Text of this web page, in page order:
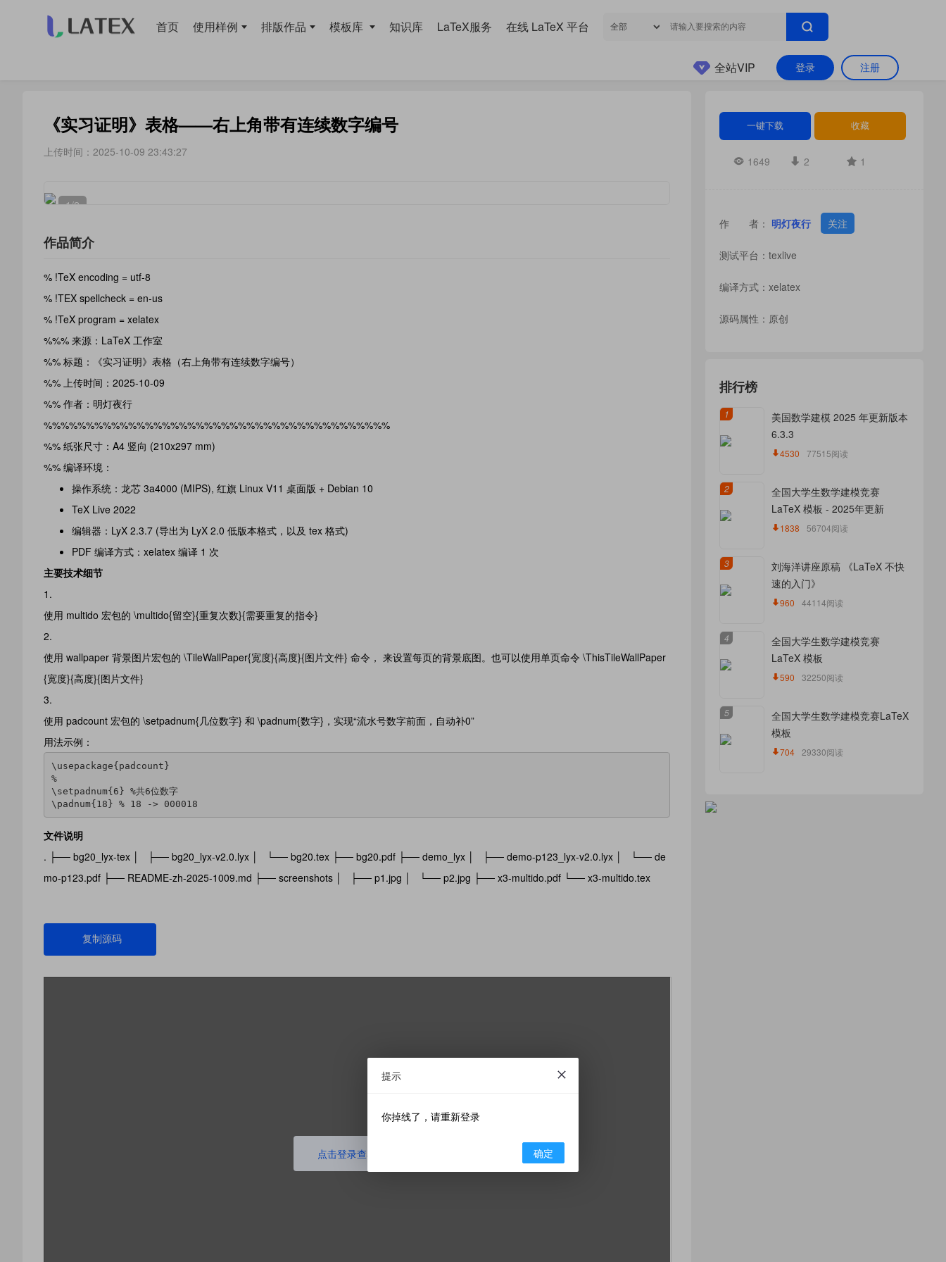
首页 使用样例 排版作品 模板库 知识库 LaTeX服务 在线 LaTeX 平台
登录 注册
全站VIP
《实习证明》表格——右上角带有连续数字编号
上传时间：2025-10-09 23:43:27
1/2
作品简介
% !TeX encoding = utf-8
% !TEX spellcheck = en-us
% !TeX program = xelatex
%%% 来源：LaTeX 工作室
%% 标题：《实习证明》表格（右上角带有连续数字编号）
%% 上传时间：2025-10-09
%% 作者：明灯夜行
%%%%%%%%%%%%%%%%%%%%%%%%%%%%%%%%%%%%%%%%%
%% 纸张尺寸：A4 竖向 (210x297 mm)
%% 编译环境：
操作系统：龙芯 3a4000 (MIPS), 红旗 Linux V11 桌面版 + Debian 10
TeX Live 2022
编辑器：LyX 2.3.7 (导出为 LyX 2.0 低版本格式，以及 tex 格式)
PDF 编译方式：xelatex 编译 1 次
主要技术细节
使用 multido 宏包的 \multido{留空}{重复次数}{需要重复的指令}
使用 wallpaper 背景图片宏包的 \TileWallPaper{宽度}{高度}{图片文件} 命令， 来设置每页的背景底图。也可以使用单页命令 \ThisTileWallPaper
{宽度}{高度}{图片文件}
使用 padcount 宏包的 \setpadnum{几位数字} 和 \padnum{数字}，实现“流水号数字前面，自动补0”
用法示例：
\usepackage{padcount}
%
\setpadnum{6} %共6位数字
\padnum{18} % 18 -> 000018
文件说明
. ├── bg20_lyx-tex │ ├── bg20_lyx-v2.0.lyx │ └── bg20.tex ├── bg20.pdf ├── demo_lyx │ ├── demo-p123_lyx-v2.0.lyx │ └── de
mo-p123.pdf ├── README-zh-2025-1009.md ├── screenshots │ ├── p1.jpg │ └── p2.jpg ├── x3-multido.pdf └── x3-multido.tex
复制源码
点击登录查看代码
一键下载 收藏
1649 2 1
作 者： 明灯夜行 关注
测试平台：texlive
编译方式：xelatex
源码属性：原创
排行榜
1
美国数学建模 2025 年更新版本
6.3.3
4530 77515阅读
2
全国大学生数学建模竞赛
LaTeX 模板 - 2025年更新
1838 56704阅读
3
刘海洋讲座原稿 《LaTeX 不快
速的入门》
960 44114阅读
4
全国大学生数学建模竞赛
LaTeX 模板
590 32250阅读
5
全国大学生数学建模竞赛LaTeX
模板
704 29330阅读
提示
你掉线了，请重新登录
确定